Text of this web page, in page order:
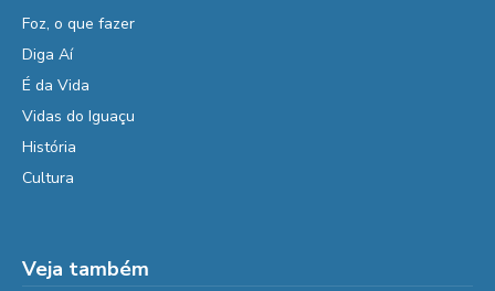
Foz, o que fazer
Diga Aí
É da Vida
Vidas do Iguaçu
História
Cultura
Veja também